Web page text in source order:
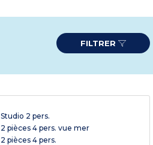
FILTRER
Studio 2 pers.
2 pièces 4 pers. vue mer
2 pièces 4 pers.